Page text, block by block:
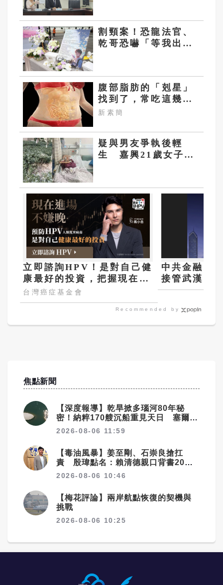
割頸案！恐龍法官、
乾哥恐嚇「等我出去
腹部脂肪的「剋星」
找到了，常吃這幾
物，吃走大肚囊，瘦
新素簡
疑與男友爭執後輕
生 嘉興21歲女子自
立即諮詢HPV！是對自己健
康最好的投資，把握現在不
嫌晚！
台灣癌症基金會
中共金融史
接管武漢眾
Recommended by
焦點新聞
【深度報導】乾旱掀多瑙河80年秘
密！納粹170艘沉船重見天日 塞爾維
亞砸數億清障救航運命脈
2026-08-06 11:59
【毒油風暴】姜至剛、石崇良搶扛
責 殷瑋點名：賴清德親口背書20%
毒油放行
2026-08-06 10:46
【梅花評論】兩岸航點恢復的契機與
挑戰
2026-08-06 10:25